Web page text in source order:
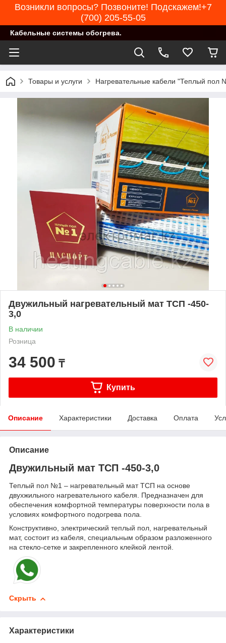
Возникли вопросы? Позвоните! Подскажем!+7
(700) 205-55-05
Кабельные системы обогрева.
Товары и услуги Нагревательные кабели "Теплый пол
Двужильный нагревательный мат ТСП -450-
3,0
В наличии
Розница
34 500 ₸
Купить
Описание Характеристики Доставка Оплата
Описание
Двужильный мат ТСП -450-3,0
Теплый пол №1 – нагревательный мат ТСП на основе
двухжильного нагревательного кабеля. Предназначен для
обеспечения комфортной температуры поверхности пола в
условиях комфортного подогрева пола.
Конструктивно, электрический теплый пол, нагревательный
мат, состоит из кабеля, специальным образом разложенного
на стекло-сетке и закрепленного клейкой лентой.
Скрыть
Характеристики